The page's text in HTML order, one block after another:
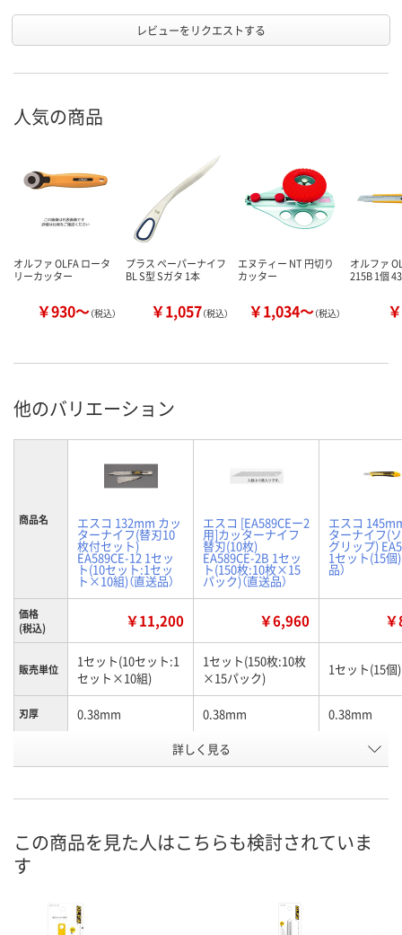
レビューをリクエストする
人気の商品
オルファ OLFA ロータ
リーカッター
￥930～（税込）
プラス ペーパーナイフ
BL S型 Sガタ 1本
￥1,057（税込）
エヌティー NT 円切り
カッター
￥1,034～（税込）
オルファ
215B 1個
他のバリエーション
商品名 エスコ 132mm カッ
ターナイフ(替刃10
枚付セット)
EA589CE-12 1セッ
ト(10セット:1セッ
ト×10組)（直送品）
エスコ [EA589CEー2
用]カッターナイフ
替刃(10枚)
EA589CE-2B 1セッ
ト(150枚:10枚×15
パック)（直送品）
エスコ
ターナイフ(
グリップ)
1セット(15個)
品）
価格
(税込)
￥11,200 ￥6,960
販売単位
1セット(10セット:1
セット×10組)
1セット(150枚:10枚
×15パック)
1セット(15個)
刃厚 0.38mm 0.38mm 0.38mm
9mm
在庫
8月21日（金）まで
詳しく見る
この商品を見た人はこちらも検討されていま
す